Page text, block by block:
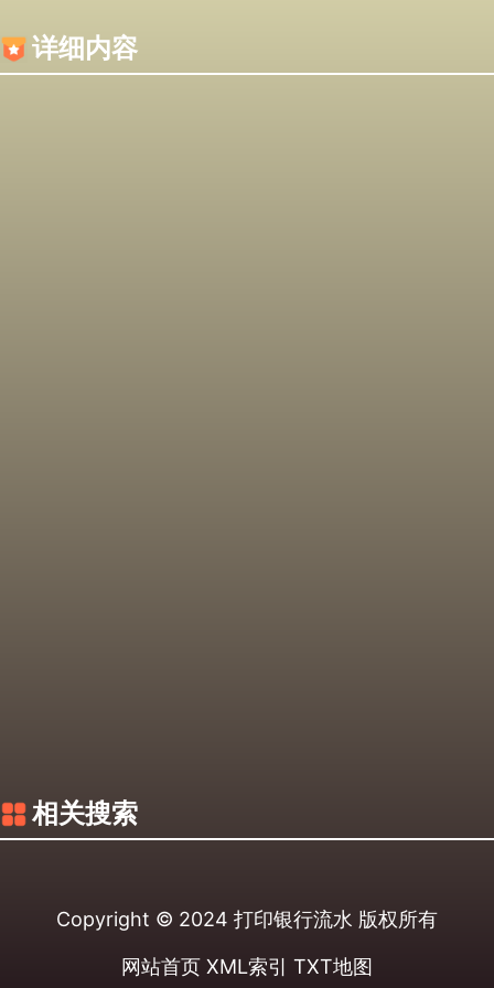
详细内容
相关搜索
Copyright © 2024 打印银行流水 版权所有
网站首页 XML索引 TXT地图